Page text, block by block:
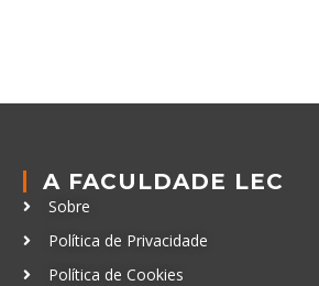
A FACULDADE LEC
Sobre
Política de Privacidade
Política de Cookies